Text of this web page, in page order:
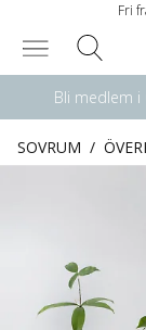
Fri
Bli medlem
SOVRUM /